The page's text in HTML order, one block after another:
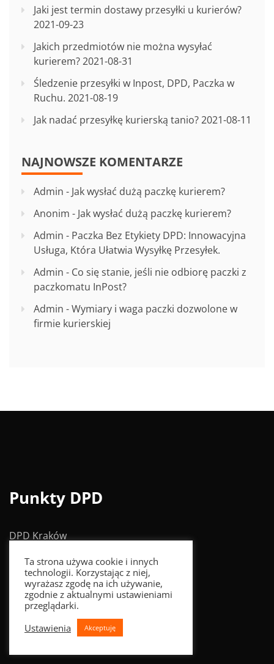
Jaki jest termin dostawy przesyłki u kurierów?
2021-09-23
Jakich przedmiotów nie można wysyłać
kurierem?2021-08-31
Śledzenie przesyłki w Inpost, DPD, Paczka w
Ruchu. 2021-08-19
Jak nadać przesyłkę kurierską tanio?2021-08-11
NAJNOWSZE KOMENTARZE
Admin - Jak wysłać dużą paczkę kurierem?
Anonim - Jak wysłać dużą paczkę kurierem?
Admin - Paczka Bez Etykiety DPD: Innowacyjna
Usługa, Która Ułatwia Wysyłkę Przesyłek.
Admin - Co się stanie, jeśli nie odbiorę paczki z
paczkomatu InPost?
Admin -Wymiary i waga paczki dozwolone w
firmie kurierskiej
Nadaj / Wyceń paczkę
Punkty DPD
DPD Kraków
DPD Warszawa
DPD Wrocław
DPD Poznań
Ta strona używa cookie i innych
technologii. Korzystając z niej,
wyrażasz zgodę na ich używanie,
zgodnie z aktualnymi ustawieniami
przeglądarki.
Ustawienia
Akceptuję